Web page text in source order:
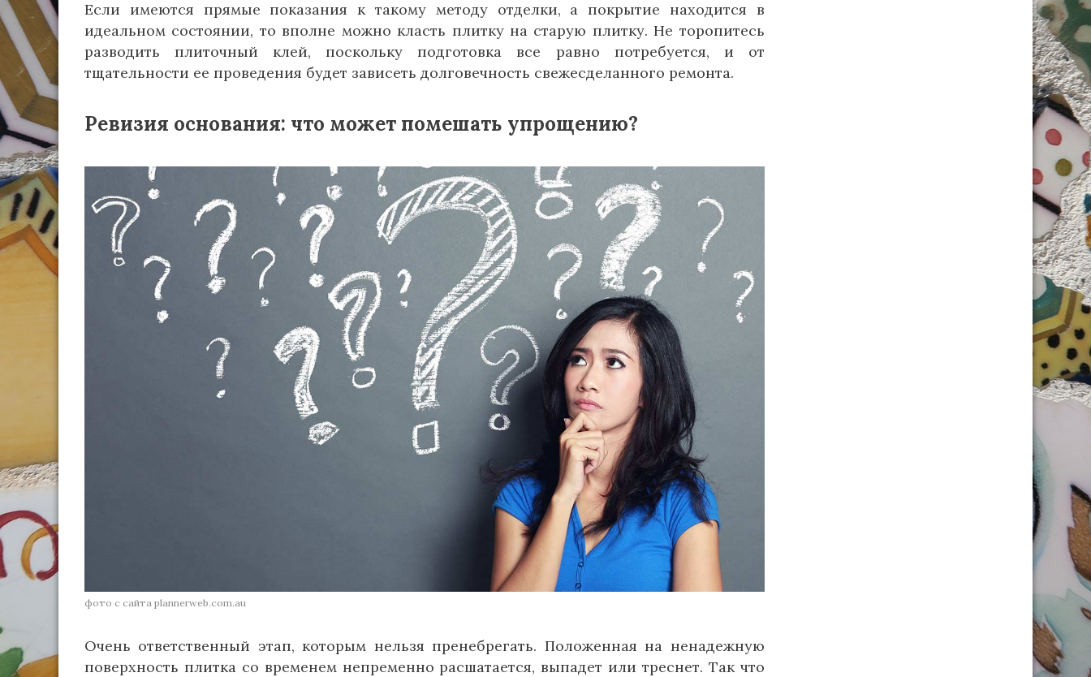
Если имеются прямые показания к такому методу отделки, а покрытие находится в
идеальном состоянии, то вполне можно класть плитку на старую плитку. Не торопитесь
разводить плиточный клей, поскольку подготовка все равно потребуется, и от
тщательности ее проведения будет зависеть долговечность свежесделанного ремонта.
Ревизия основания: что может помешать упрощению?
фото с сайта plannerweb.com.au
Очень ответственный этап, которым нельзя пренебрегать. Положенная на ненадежную
поверхность плитка со временем непременно расшатается, выпадет или треснет. Так что